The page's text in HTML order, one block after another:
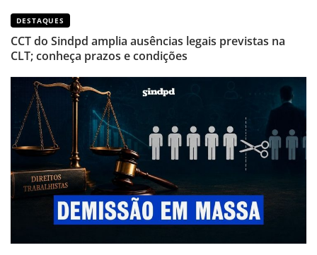
DESTAQUES
CCT do Sindpd amplia ausências legais previstas na
CLT; conheça prazos e condições